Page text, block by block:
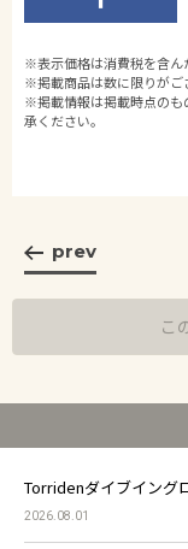
※表示価格は消費税を含ん
※掲載商品は数に限りがご
※掲載情報は掲載時点のも
承ください。
prev
こ
Torridenダイブイング
2026.08.01